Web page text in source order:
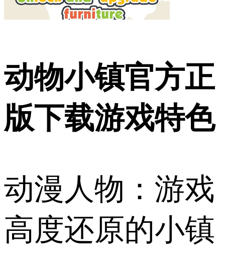
动物小镇官方正
版下载游戏特色
动漫人物：游戏
高度还原的小镇